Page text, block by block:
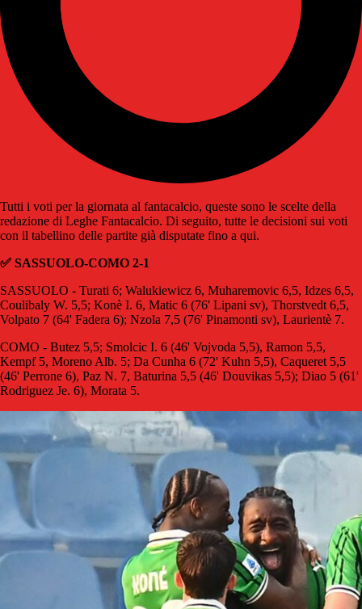
Tutti i voti per la giornata al fantacalcio, queste sono le scelte della
redazione di Leghe Fantacalcio. Di seguito, tutte le decisioni sui voti
con il tabellino delle partite già disputate fino a qui.
✅ SASSUOLO-COMO 2-1
SASSUOLO - Turati 6; Walukiewicz 6, Muharemovic 6,5, Idzes 6,5,
Coulibaly W. 5,5; Konè I. 6, Matic 6 (76' Lipani sv), Thorstvedt 6,5,
Volpato 7 (64' Fadera 6); Nzola 7,5 (76' Pinamonti sv), Laurientè 7.
COMO - Butez 5,5; Smolcic I. 6 (46' Vojvoda 5,5), Ramon 5,5,
Kempf 5, Moreno Alb. 5; Da Cunha 6 (72' Kuhn 5,5), Caqueret 5,5
(46' Perrone 6), Paz N. 7, Baturina 5,5 (46' Douvikas 5,5); Diao 5 (61'
Rodriguez Je. 6), Morata 5.